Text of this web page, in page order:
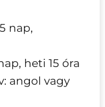
nap,
heti 15 óra
angol vagy